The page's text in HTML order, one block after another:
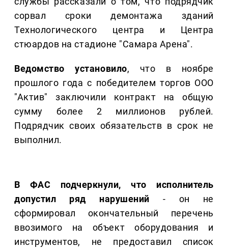
сорвал сроки демонтажа зданий
Технологического центра и Центра
стюардов на стадионе "Самара Арена".
Ведомство установило, что в ноябре
прошлого года с победителем торгов ООО
"Актив" заключили контракт на общую
сумму более 2 миллионов рублей.
Подрядчик своих обязательств в срок не
выполнил.
В ФАС подчеркнули, что исполнитель
допустил ряд нарушений - он не
сформировал окончательный перечень
ввозимого на объект оборудования и
инструментов, не предоставил список